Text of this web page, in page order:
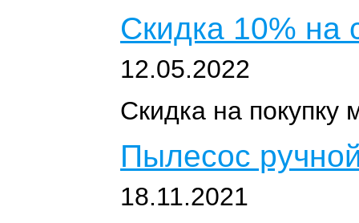
Скидка 10% на
12.05.2022
Скидка на
Пылесос
18.11.2021